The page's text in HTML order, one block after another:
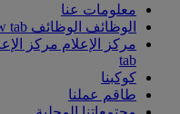
معلومات عنا
الوظائف الوظائف Opens an external link in a new tab
مركز الإعلام
tab
كوكبنا
طاقم عملنا